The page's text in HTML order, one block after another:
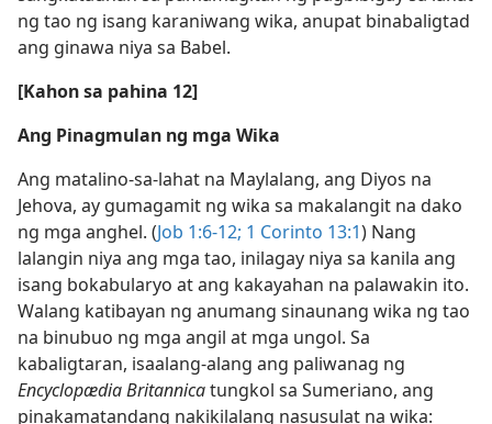
ng tao ng isang karaniwang wika, anupat binabaligtad
ang ginawa niya sa Babel.
[Kahon sa pahina 12]
Ang Pinagmulan ng mga Wika
Ang matalino-sa-lahat na Maylalang, ang Diyos na
Jehova, ay gumagamit ng wika sa makalangit na dako
ng mga anghel. (Job 1:6-12; 1 Corinto 13:1) Nang
lalangin niya ang mga tao, inilagay niya sa kanila ang
isang bokabularyo at ang kakayahan na palawakin ito.
Walang katibayan ng anumang sinaunang wika ng tao
na binubuo ng mga angil at mga ungol. Sa
kabaligtaran, isaalang-alang ang paliwanag ng
Encyclopædia Britannicatungkol sa Sumeriano, ang
pinakamatandang nakikilalang nasusulat na wika: